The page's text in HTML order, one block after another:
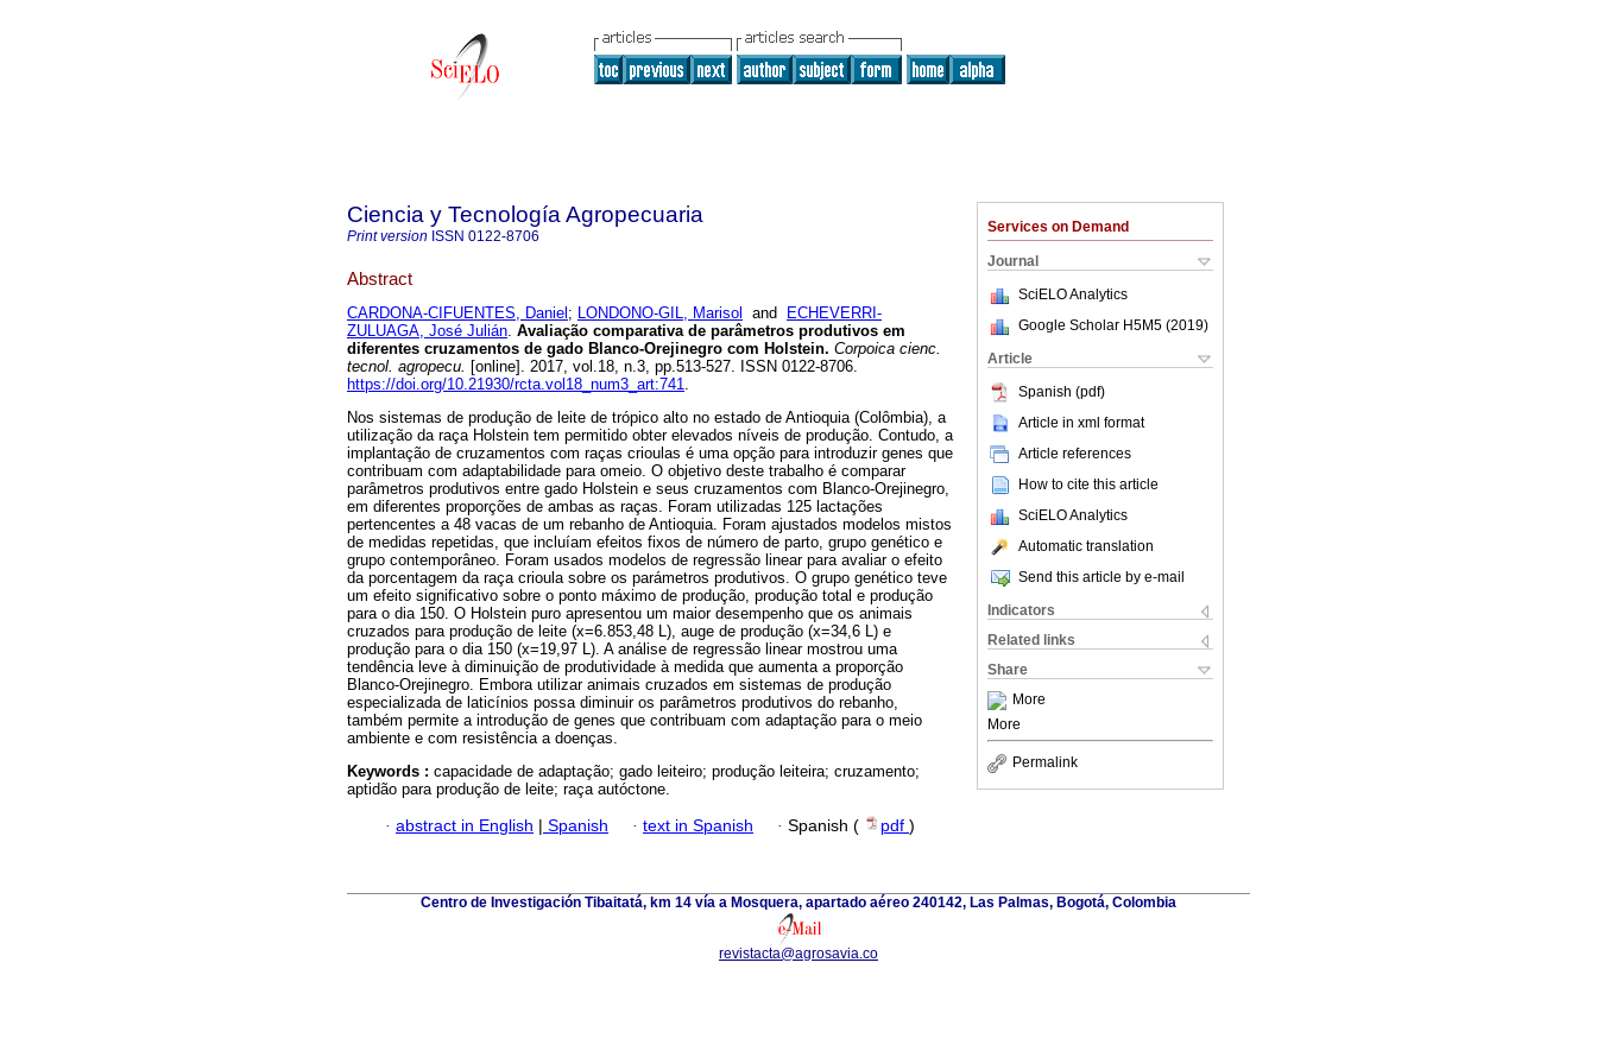
Services on Demand
Journal
SciELO Analytics
Google Scholar H5M5 (2019)
Article
Spanish (pdf)
Article in xml format
Article references
How to cite this article
SciELO Analytics
Automatic translation
Send this article by e-mail
Indicators
Related links
Share
More
More
Permalink
Ciencia y Tecnología Agropecuaria
Print version ISSN 0122-8706
Abstract
CARDONA-CIFUENTES, Daniel ; LONDONO-GIL, Marisol and
ECHEVERRI-
ZULUAGA, José Julián. Avaliação comparativa de parâmetros produtivos em
diferentes cruzamentos de gado Blanco-Orejinegro com Holstein. Corpoica cienc.
tecnol. agropecu. [online]. 2017, vol.18, n.3, pp.513-527. ISSN 0122-8706.
https://doi.org/10.21930/rcta.vol18_num3_art:741.
Nos sistemas de produção de leite de trópico alto no estado de Antioquia (Colômbia), a
utilização da raça Holstein tem permitido obter elevados níveis de produção. Contudo, a
implantação de cruzamentos com raças crioulas é uma opção para introduzir genes que
contribuam com adaptabilidade para omeio. O objetivo deste trabalho é comparar
parâmetros produtivos entre gado Holstein e seus cruzamentos com Blanco-Orejinegro,
em diferentes proporções de ambas as raças. Foram utilizadas 125 lactações
pertencentes a 48 vacas de um rebanho de Antioquia. Foram ajustados modelos mistos
de medidas repetidas, que incluíam efeitos fixos de número de parto, grupo genético e
grupo contemporâneo. Foram usados modelos de regressão linear para avaliar o efeito
da porcentagem da raça crioula sobre os parámetros produtivos. O grupo genético teve
um efeito significativo sobre o ponto máximo de produção, produção total e produção
para o dia 150. O Holstein puro apresentou um maior desempenho que os animais
cruzados para produção de leite (x=6.853,48 L), auge de produção (x=34,6 L) e
produção para o dia 150 (x=19,97 L). A análise de regressão linear mostrou uma
tendência leve à diminuição de produtividade à medida que aumenta a proporção
Blanco-Orejinegro. Embora utilizar animais cruzados em sistemas de produção
especializada de laticínios possa diminuir os parâmetros produtivos do rebanho,
também permite a introdução de genes que contribuam com adaptação para o meio
ambiente e com resistência a doenças.
Keywords : capacidade de adaptação; gado leiteiro; produção leiteira; cruzamento;
aptidão para produção de leite; raça autóctone.
· abstract in English | Spanish · text in Spanish · Spanish ( pdf )
Centro de Investigación Tibaitatá, km 14 vía a Mosquera, apartado aéreo 240142, Las Palmas, Bogotá, Colombia
revistacta@agrosavia.co